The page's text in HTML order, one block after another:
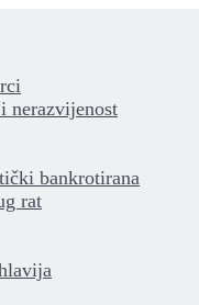
nerazvijenost
bankrotirana
rat